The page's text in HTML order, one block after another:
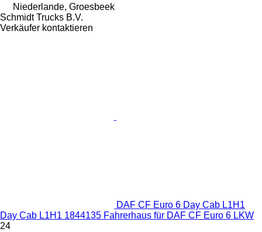
Niederlande, Groesbeek
Schmidt Trucks B.V.
Verkäufer kontaktieren
DAF CF Euro 6 Day Cab L1H1
Day Cab L1H1 1844135 Fahrerhaus für DAF CF Euro 6 LKW
24